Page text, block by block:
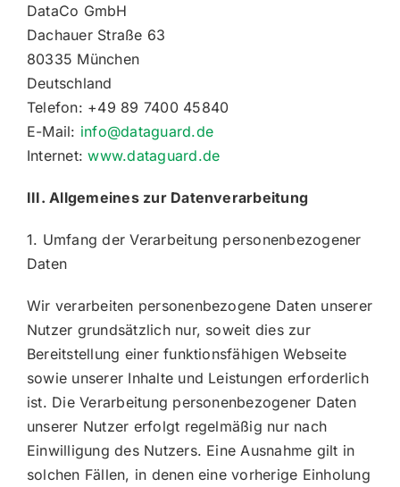
DataCo GmbH
Dachauer Straße 63
80335 München
Deutschland
Telefon: +49 89 7400 45840
E-Mail: info@dataguard.de
Internet:www.dataguard.de
III. Allgemeines zur Datenverarbeitung
1. Umfang der Verarbeitung personenbezogener
Daten
Wir verarbeiten personenbezogene Daten unserer
Nutzer grundsätzlich nur, soweit dies zur
Bereitstellung einer funktionsfähigen Webseite
sowie unserer Inhalte und Leistungen erforderlich
ist. Die Verarbeitung personenbezogener Daten
unserer Nutzer erfolgt regelmäßig nur nach
Einwilligung des Nutzers. Eine Ausnahme gilt in
solchen Fällen, in denen eine vorherige Einholung